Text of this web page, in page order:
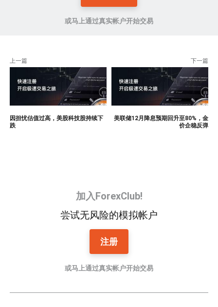
或马上通过真实帐户开始交易
上一篇
因担忧估值过高，美股科技股持续下
跌
下一篇
美联储12月降息预期回升至80%，金
价企稳反弹
加入ForexClub!
尝试无风险的模拟帐户
注册
或马上通过真实帐户开始交易